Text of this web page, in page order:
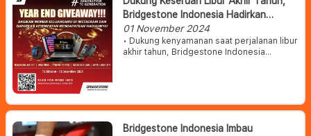
Bridgestone Indonesia Hadirkan
Program Year End Giveaway Dan
Photo Challenge
01 November 2024
• Dukung kenyamanan saat perjalanan libur
akhir tahun, Bridgestone Indonesia
Photo Challenge,” dengan menghadirkan
Bridgestone Indonesia Imbau